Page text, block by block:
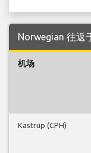
Norwegian 往返
机场
Kastrup (CPH)